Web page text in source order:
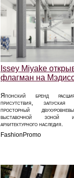
Issey Miyake
флагман на
Японский бренд
присутствия,
просторный
выставочной зоной
архитектурного наследия.
FashionPromo